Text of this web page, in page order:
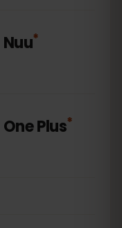
Nuu*
One Plus*